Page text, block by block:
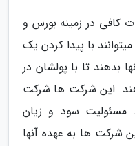
کافی در زمینه بورس و
با پیدا کردن یک
بدهند تا با پولشان در
این شرکت ها شرکت
مسئولیت سود و زیان
شرکت ها به عهده آنها